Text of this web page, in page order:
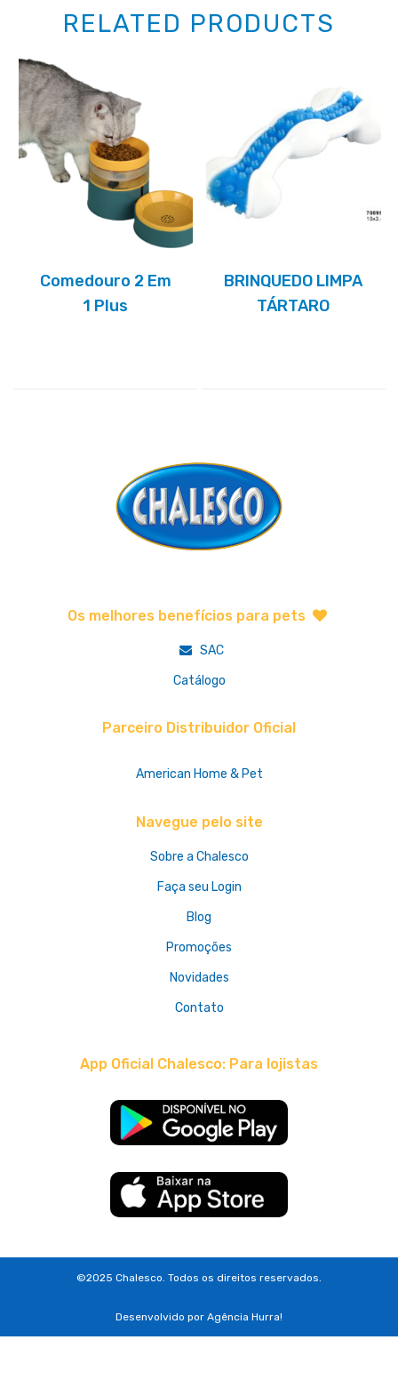
RELATED PRODUCTS
Comedouro 2 Em
1 Plus
BRINQUEDO LIMPA
TÁRTARO
Os melhores benefícios para pets
SAC
Catálogo
Parceiro Distribuidor Oficial
American Home & Pet
Navegue pelo site
Sobre a Chalesco
Faça seu Login
Blog
Promoções
Novidades
Contato
App Oficial Chalesco: Para lojistas
©2025 Chalesco. Todos os direitos reservados.
Desenvolvido por Agência Hurra!